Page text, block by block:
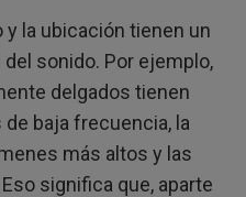
y la ubicación tienen un
sonido. Por ejemplo,
delgados tienen
baja frecuencia, la
más altos y las
significa que, aparte